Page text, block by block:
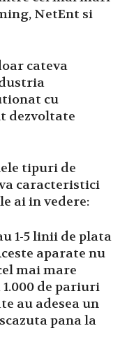
NetEnt si
cateva
cu
dezvoltate
tipuri de
caracteristici
ai in vedere:
1-5 linii de plata
aparate nu
mai mare
de pariuri
au adesea un
pana la